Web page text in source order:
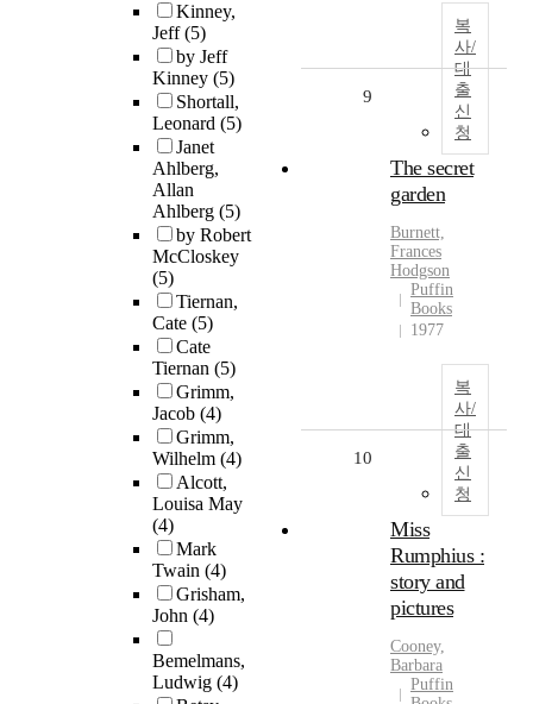
Kinney,
Jeff(5)
by Jeff
Kinney (5)
Shortall,
Leonard (5)
Janet
Ahlberg,
Allan
Ahlberg (5)
by Robert
McCloskey
(5)
Tiernan,
Cate (5)
Cate
Tiernan (5)
Grimm,
Jacob (4)
Grimm,
Wilhelm (4)
Alcott,
Louisa May
(4)
Mark
Twain (4)
Grisham,
John (4)
Bemelmans,
Ludwig (4)
복
사/
대
출
신
청
9
The secret
garden
Burnett,
Frances
Hodgson
Puffin
Books
1977
복
사/
대
출
신
청
10
Miss
Rumphius :
story and
pictures
Cooney,
Barbara
Puffin